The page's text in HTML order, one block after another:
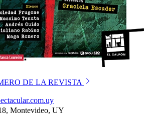
DE LA REVISTA
Montevideo, UY